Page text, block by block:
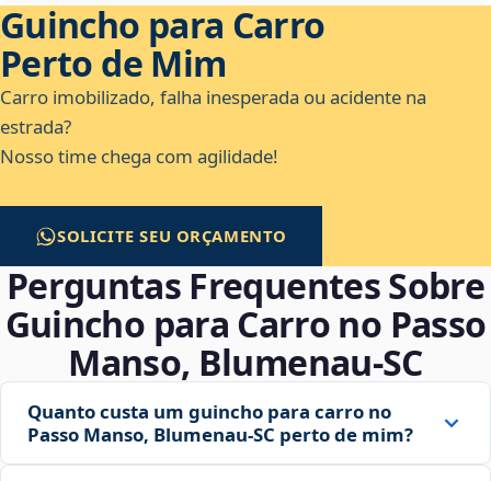
Guincho para Carro
Perto de Mim
Carro imobilizado, falha inesperada ou acidente na
estrada?
Nosso time chega com agilidade!
SOLICITE SEU ORÇAMENTO
Perguntas Frequentes Sobre
Guincho para Carro no Passo
Manso, Blumenau‑SC
Quanto custa um guincho para carro no
Passo Manso, Blumenau‑SC perto de mim?